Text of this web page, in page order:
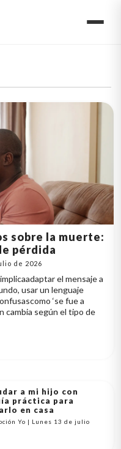
sobre la muerte:
pérdida
de 2026
el mensaje a
usar un lenguaje
‘se fue a
cambia según el tipo de
a mi hijo con
práctica para
en casa
Yo | Lunes 13 de julio